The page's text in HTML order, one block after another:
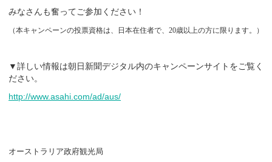
みなさんも奮ってご参加ください！
（本キャンペーンの投票資格は、日本在住者で、 20歳以上の方に限ります。）
▼詳しい情報は朝日新聞デジタル内のキャンペーンサイトをご覧く
ださい。
http://www.asahi.com/ad/aus/
オーストラリア政府観光局